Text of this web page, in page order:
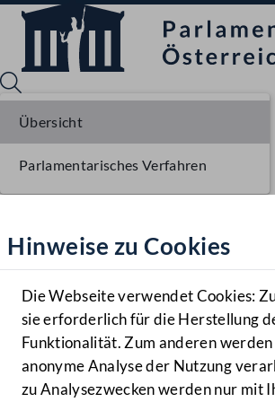
Hilfe
Benutzer
Navigationsmenü öffnen
MENÜ
Hinweise zu Cookies
Die Webseite verwendet Cookies:
sie erforderlich für die Herstellung
Funktionalität. Zum anderen
anonyme Analyse der Nutzung
zu Analysezwecken werden nur mit
Übersicht
Parlamentarisches Verfahren